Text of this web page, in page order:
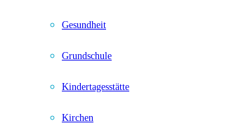
Gesundheit
Grundschule
Kindertagesstätte
Kirchen